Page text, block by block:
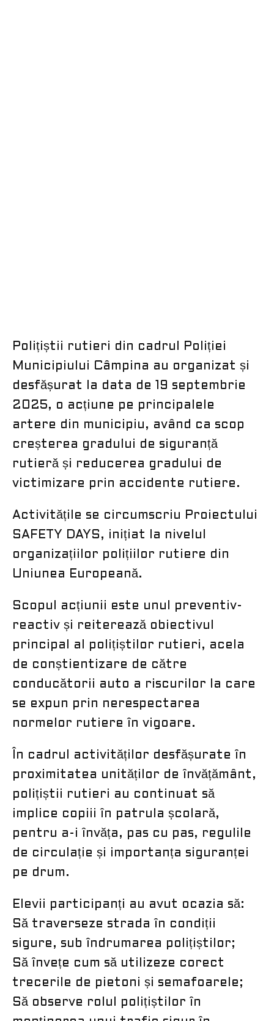
Polițiștii rutieri din cadrul Poliției
Municipiului Câmpina au organizat și
desfășurat la data de 19 septembrie
2025, o acțiune pe principalele
artere din municipiu, având ca scop
creșterea gradului de siguranță
rutieră și reducerea gradului de
victimizare prin accidente rutiere.
Activitățile se circumscriu Proiectului
SAFETY DAYS, inițiat la nivelul
organizațiilor polițiilor rutiere din
Uniunea Europeană.
Scopul acțiunii este unul preventiv-
reactiv și reiterează obiectivul
principal al polițiștilor rutieri, acela
de conștientizare de către
conducătorii auto a riscurilor la care
se expun prin nerespectarea
normelor rutiere în vigoare.
În cadrul activităților desfășurate în
proximitatea unităților de învățământ,
polițiștii rutieri au continuat să
implice copiii în patrula școlară,
pentru a-i învăța, pas cu pas, regulile
de circulație și importanța siguranței
pe drum.
Elevii participanți au avut ocazia să:
Să traverseze strada în condiții
sigure, sub îndrumarea polițiștilor;
Să învețe cum să utilizeze corect
trecerile de pietoni și semafoarele;
Să observe rolul polițiștilor în